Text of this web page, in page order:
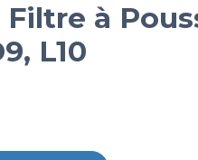
Filtre à
L10